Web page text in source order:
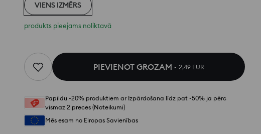
VIENS IZMĒRS
produkts pieejams noliktavā
PIEVIENOT GROZAM 2,49 EUR
Papildu -20% produktiem ar Izpārdošana līdz pat -50% ja pērc
vismaz 2 preces (Noteikumi)
Mēs esam no Eiropas Savienības